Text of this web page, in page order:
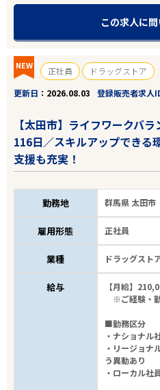
この求人に
NEW 正社員
ドラッグストア
更新日
2026.08.03 登録販売者求人
【太田市】ライフワークバ
116日／スキルアップできる
支援も充実！
勤務地 群馬県 太田市
雇用形態 正社員
業種 ドラッグスト
給与
【月給】
※ご経験・
■勤務区分
・ナショナル
・リージョナ
う異動あり
・ローカル社